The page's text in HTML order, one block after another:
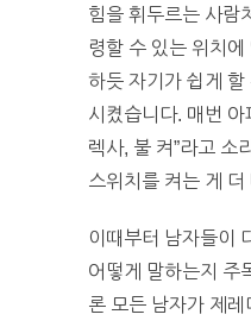
힘을 휘두르는 사람
령할 수 있는 위치
하듯 자기가 쉽게 할
시켰습니다. 매번 아
렉사, 불 켜”라고 소
스위치를 켜는 게
이때부터 남자들이
어떻게 말하는지 주
론 모든 남자가 제